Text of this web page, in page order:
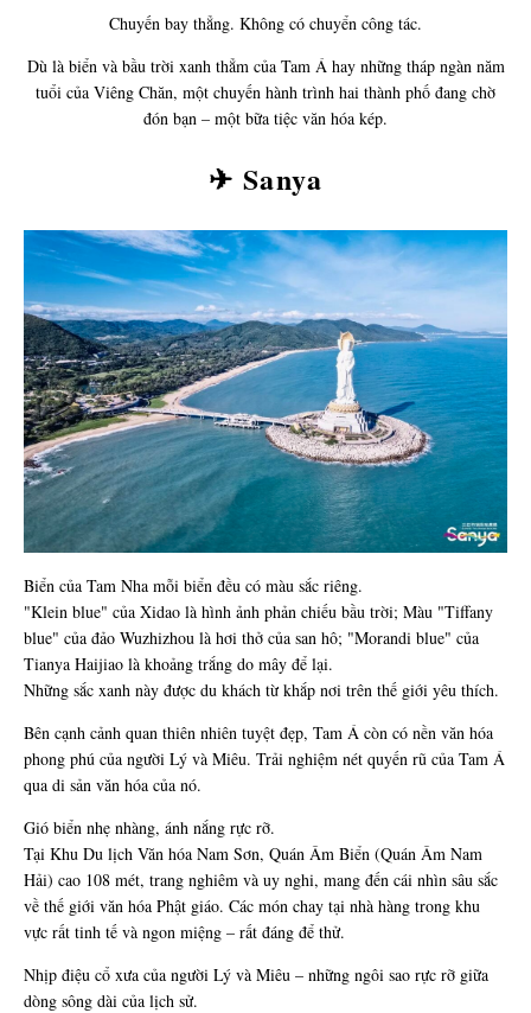
Chuyến bay thẳng. Không có chuyển công tác.
Dù là biển và bầu trời xanh thẳm của Tam Á hay những tháp ngàn năm
tuổi của Viêng Chăn, một chuyến hành trình hai thành phố đang chờ
đón bạn – một bữa tiệc văn hóa kép.
✈ Sanya
Biển của Tam Nha mỗi biển đều có màu sắc riêng.
"Klein blue" của Xidao là hình ảnh phản chiếu bầu trời; Màu "Tiffany
blue" của đảo Wuzhizhou là hơi thở của san hô; "Morandi blue" của
Tianya Haijiao là khoảng trắng do mây để lại.
Những sắc xanh này được du khách từ khắp nơi trên thế giới yêu thích.
Bên cạnh cảnh quan thiên nhiên tuyệt đẹp, Tam Á còn có nền văn hóa
phong phú của người Lý và Miêu. Trải nghiệm nét quyến rũ của Tam Á
qua di sản văn hóa của nó.
Gió biển nhẹ nhàng, ánh nắng rực rỡ.
Tại Khu Du lịch Văn hóa Nam Sơn, Quán Âm Biển (Quán Âm Nam
Hải) cao 108 mét, trang nghiêm và uy nghi, mang đến cái nhìn sâu sắc
về thế giới văn hóa Phật giáo. Các món chay tại nhà hàng trong khu
vực rất tinh tế và ngon miệng – rất đáng để thử.
Nhịp điệu cổ xưa của người Lý và Miêu – những ngôi sao rực rỡ giữa
dòng sông dài của lịch sử.